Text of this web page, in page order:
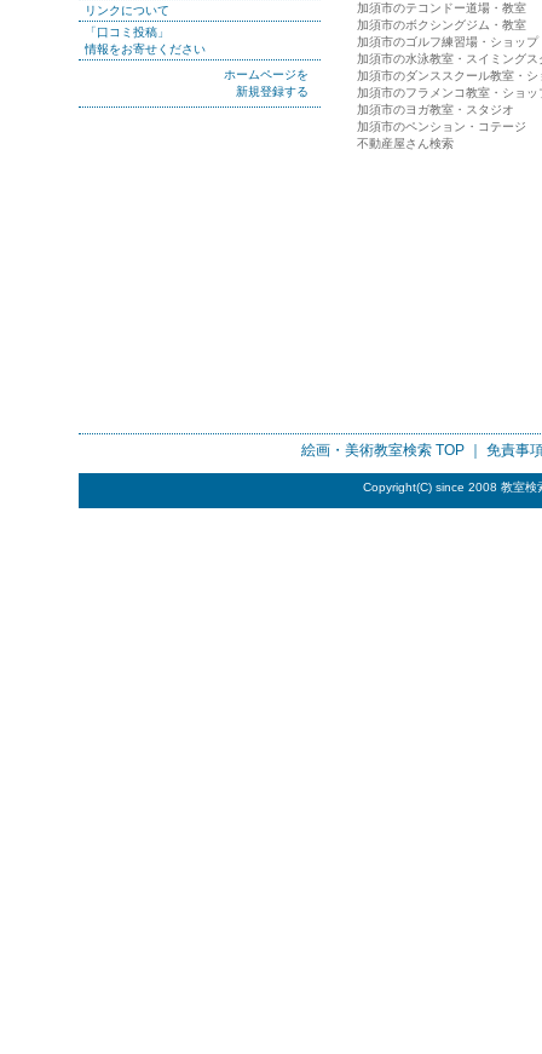
加須市のテコンドー道場・教室
加須市のボクシングジム・教室
加須市のゴルフ練習場・ショップ
加須市の水泳教室・スイミングス
加須市のダンススクール教室・シ
加須市のフラメンコ教室・ショッ
加須市のヨガ教室・スタジオ
加須市のペンション・コテージ
不動産屋さん検索
リンクについて
「口コミ投稿」
情報をお寄せください
ホームページを
新規登録する
絵画・美術教室検索TOP ｜ 免責事
Copyright(C) since 2008 教室検